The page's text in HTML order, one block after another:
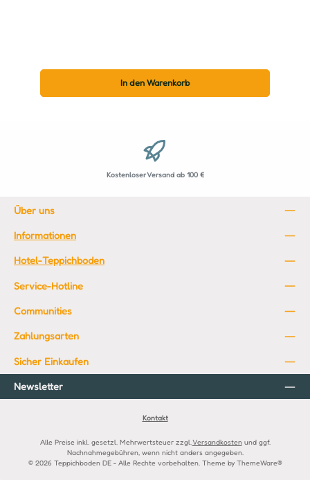
In den Warenkorb
Kostenloser Versand ab 100 €
Über uns
Informationen
Hotel-Teppichboden
Service-Hotline
Communities
Zahlungsarten
Sicher Einkaufen
Newsletter
Kontakt
Alle Preise inkl. gesetzl. Mehrwertsteuer zzgl. Versandkostenund ggf.
Nachnahmegebühren, wenn nicht anders angegeben.
© 2026 Teppichboden DE - Alle Rechte vorbehalten. Theme by ThemeWare®